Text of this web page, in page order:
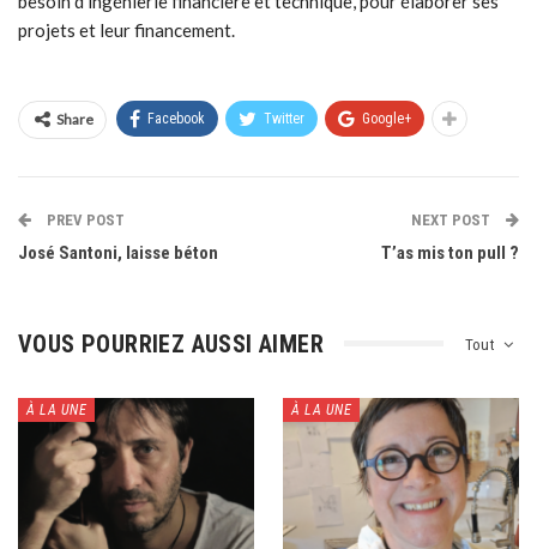
projets et leur financement.
Share Facebook Twitter Google+
PREV POST
José Santoni, laisse béton
NEXT POST
T’as mis ton pull ?
Tout
VOUS POURRIEZ AUSSI AIMER
À LA UNE À LA UNE